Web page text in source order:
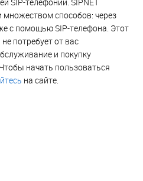
множеством способов: через
с помощью SIP-телефона. Этот
потребует от вас
и покупку
начать пользоваться
на сайте.